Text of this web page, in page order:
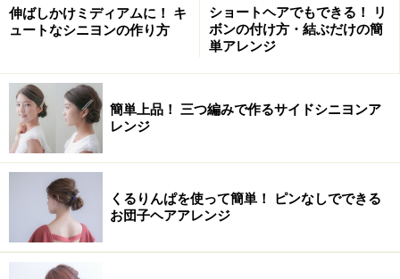
伸ばしかけミディアムに！ キ
ュートなシニヨンの作り方
ショートヘアでもできる！ リ
ボンの付け方・結ぶだけの簡
単アレンジ
簡単上品！ 三つ編みで作るサイドシニヨンア
レンジ
くるりんぱを使って簡単！ ピンなしでできる
お団子ヘアアレンジ